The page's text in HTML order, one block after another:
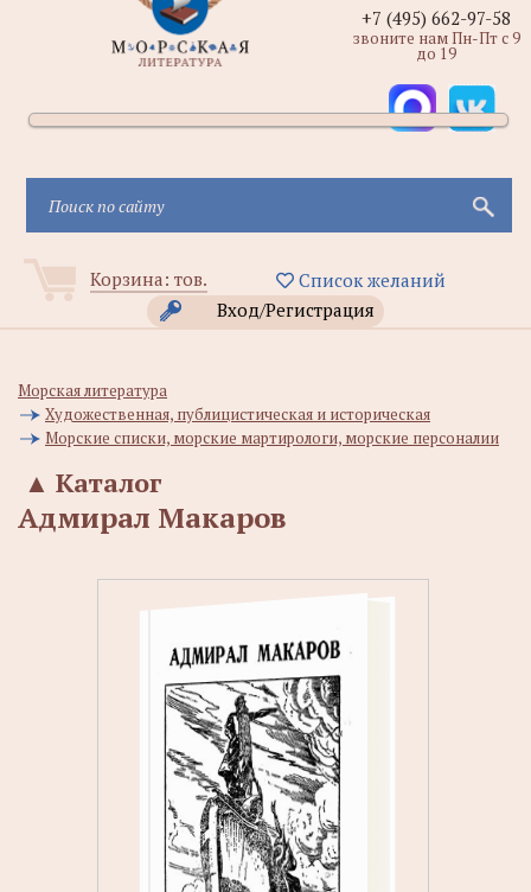
Корзина: тов.
Список желаний
Вход/Регистрация
+7 (495) 662-97-58
звоните нам Пн-Пт с 9
до 19
Морская литература
Художественная, публицистическая и историческая
Морские списки, морские мартирологи, морские персоналии
Каталог
▲
Адмирал Макаров